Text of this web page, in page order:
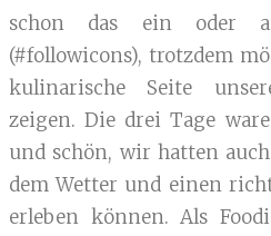
schon das ein oder
(#followicons), trotzdem
kulinarische Seite
zeigen. Die drei Tage
und schön, wir hatten
dem Wetter und einen
erleben können. Als